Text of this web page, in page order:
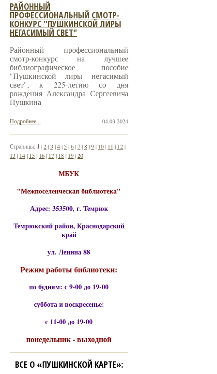
РАЙОННЫЙ
ПРОФЕССИОНАЛЬНЫЙ СМОТР-
КОНКУРС "ПУШКИНСКОЙ ЛИРЫ
НЕГАСИМЫЙ СВЕТ"
Районный профессиональный
смотр-конкурс на лучшее
библиографическое пособие
"Пушкинской лиры негасимый
свет", к 225-летию со дня
рождения Александра Сергеевича
Пушкина
04.03.2024
Подробнее...
Страницы: 1 |2|3 |4| 5|6|7|8|9| 10| 11 | 12|
13 | 14| 15| 16| 17| 18| 19|20
МБУК
"Межпоселенческая библиотека"
Адрес: 353500, г. Темрюк
Темрюкский район, Краснодарский
край
ул. Ленина 88
Режим работы библиотеки:
по будням: с 9-00 до 19-00
суббота и воскресенье:
с 11-00 до 19-00
понедельник - выходной
ВСЕ О «ПУШКИНСКОЙ КАРТЕ»: